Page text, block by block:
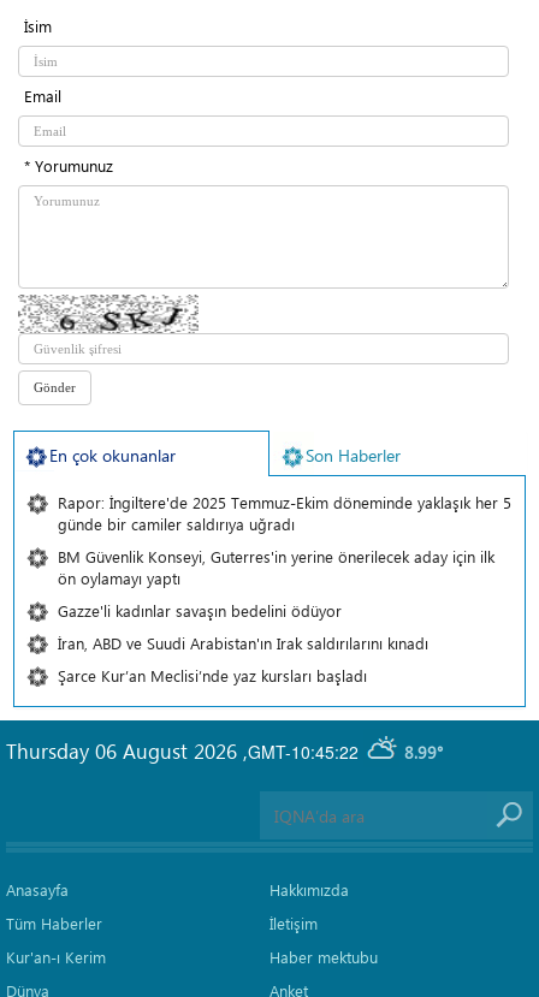
İsim
Email
* Yorumunuz
En çok okunanlar Son Haberler
Rapor: İngiltere'de 2025 Temmuz-Ekim döneminde yaklaşık her 5
günde bir camiler saldırıya uğradı
BM Güvenlik Konseyi, Guterres'in yerine önerilecek aday için ilk
ön oylamayı yaptı
Gazze'li kadınlar savaşın bedelini ödüyor
İran, ABD ve Suudi Arabistan'ın Irak saldırılarını kınadı
Şarce Kur’an Meclisi’nde yaz kursları başladı
GMT-10:45:22 8.99°
Thursday 06 August 2026 ,
Anasayfa
Tüm Haberler
Kur'an-ı Kerim
Dünya
Hakkımızda
İletişim
Haber mektubu
Anket